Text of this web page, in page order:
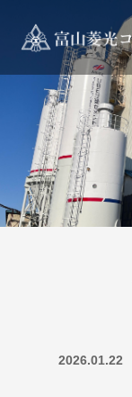
2026.01.22